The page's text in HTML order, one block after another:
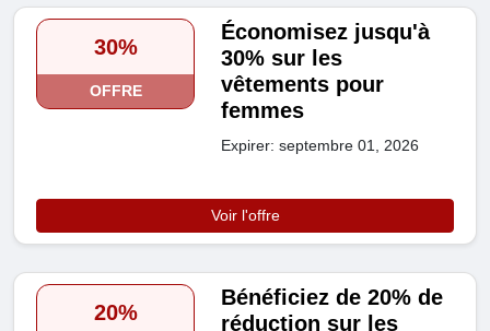
30%
OFFRE
Économisez jusqu'à
30% sur les
vêtements pour
femmes
Expirer: septembre 01, 2026
Voir l'offre
20%
Bénéficiez de 20% de
réduction sur les